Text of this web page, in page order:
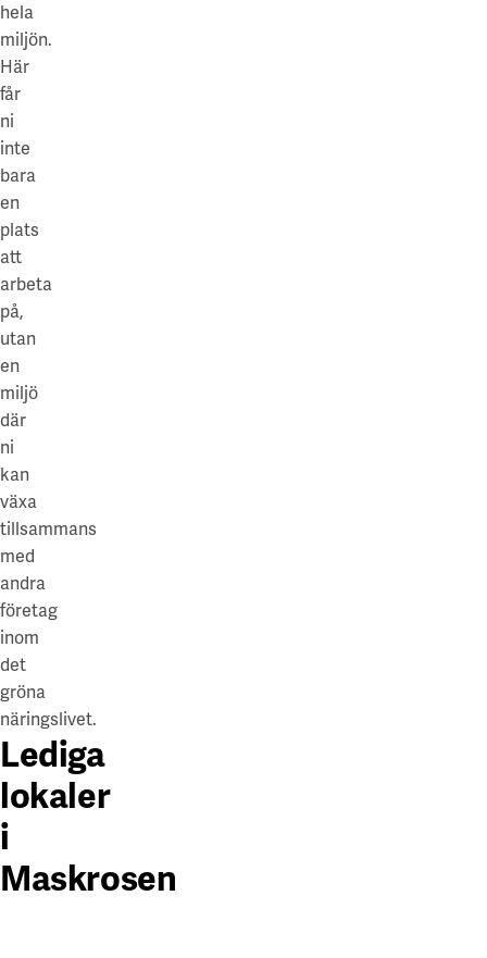
hela
miljön.
Här
får
ni
inte
bara
en
plats
att
arbeta
på,
utan
en
miljö
där
ni
kan
växa
tillsammans
med
andra
företag
inom
det
gröna
näringslivet.
Lediga
lokaler
i
Maskrosen